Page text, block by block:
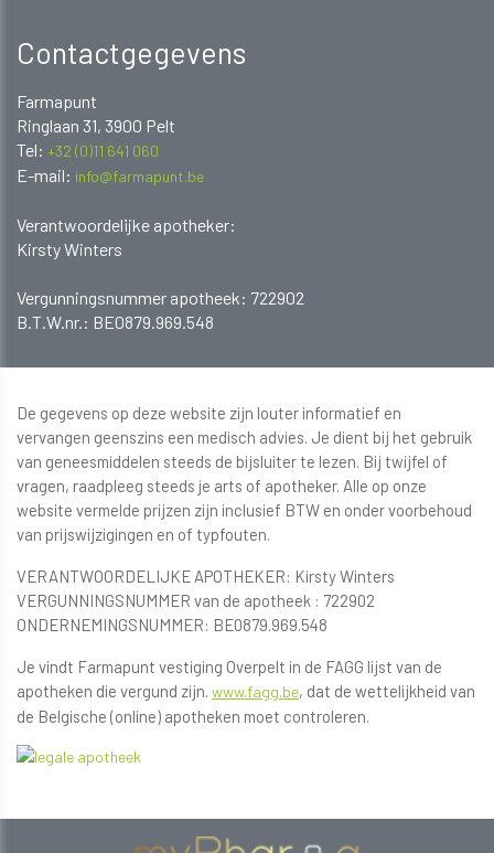
Contactgegevens
Farmapunt
Ringlaan 31, 3900 Pelt
Tel: +32 (0)11 641 060
E-mail: info@farmapunt.be
Verantwoordelijke apotheker:
Kirsty Winters
​​​​​​Vergunningsnummer apotheek: 722902
B.T.W.nr.: BE0879.969.548
De gegevens op deze website zijn louter informatief en
vervangen geenszins een medisch advies. Je dient bij het gebruik
van geneesmiddelen steeds de bijsluiter te lezen. Bij twijfel of
vragen, raadpleeg steeds je arts of apotheker. Alle op onze
website vermelde prijzen zijn inclusief BTW en onder voorbehoud
van prijswijzigingen en of typfouten.
VERANTWOORDELIJKE APOTHEKER: Kirsty Winters
VERGUNNINGSNUMMER van de apotheek : 722902
ONDERNEMINGSNUMMER: BE0879.969.548
Je vindt Farmapunt vestiging Overpelt in de FAGG lijst van de
apotheken die vergund zijn. www.fagg.be, dat de wettelijkheid van
de Belgische (online) apotheken moet controleren.